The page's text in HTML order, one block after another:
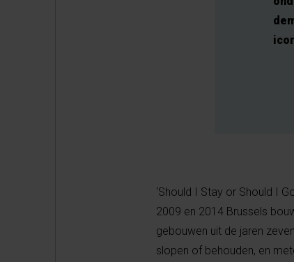
‘Should I Stay or Should I
2009 en 2014 Brussels
gebouwen uit de jaren
slopen of behouden, en